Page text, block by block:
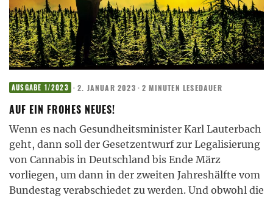
AUSGABE 1/2023 · 2. JANUAR 2023 · 2 MINUTEN LESEDAUER
AUF EIN FROHES NEUES!
Wenn es nach Gesundheitsminister Karl Lauterbach
geht, dann soll der Gesetzentwurf zur Legalisierung
von Cannabis in Deutschland bis Ende März
vorliegen, um dann in der zweiten Jahreshälfte vom
Bundestag verabschiedet zu werden. Und obwohl die